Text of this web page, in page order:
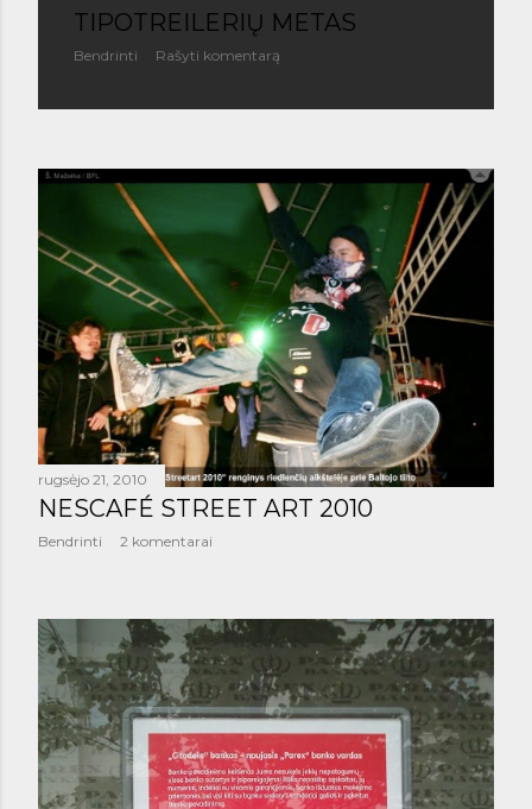
TIPOTREILERIŲ METAS
Bendrinti Rašyti komentarą
rugsėjo 21, 2010
NESCAFÉ STREET ART 2010
Bendrinti 2 komentarai